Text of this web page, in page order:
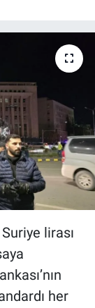
lirası
her